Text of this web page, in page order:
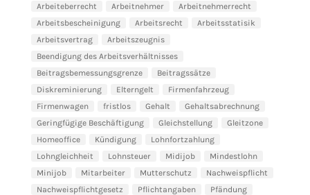
Arbeiteberrecht Arbeitnehmer
Arbeitnehmerrecht
Arbeitsbescheinigung
Arbeitsrecht
Arbeitsstatisik
Arbeitsvertrag
Arbeitszeugnis
Beendigung des Arbeitsverhältnisses
Beitragsbemessungsgrenze
Beitragssätze
Diskreminierung
Elterngelt
Firmenfahrzeug
Firmenwagen
fristlos Gehalt
Gehaltsabrechnung
Geringfügige Beschäftigung
Gleichstellung
Gleitzone
Homeoffice
Kündigung
Lohnfortzahlung
Lohngleichheit
Lohnsteuer Midijob
Mindestlohn
Minijob
Mitarbeiter Mutterschutz
Nachweispflicht
Nachweispflichtgesetz
Pflichtangaben
Pfändung